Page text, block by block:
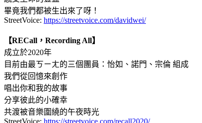
畢竟我們都被生出來了呀！
StreetVoice: https://streetvoice.com/davidwei/
【RECall，Recording All】
成立於2020年
目前由最ㄎㄧㄤ的三個團員：怡如、諾門、宗倫 組成
我們從回憶來創作
唱出你和我的故事
分享彼此的小確幸
共渡被音樂圍繞的午夜時光
StreetVoice: https://streetvoice.com/recall2020/